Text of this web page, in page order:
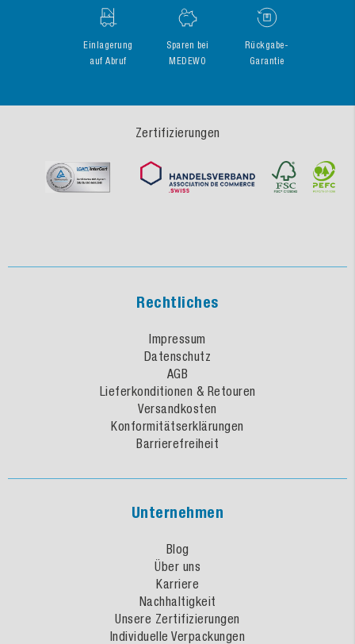
Einlagerung
auf Abruf
Sparen bei
MEDEWO
Rückgabe-
Garantie
Zertifizierungen
Rechtliches
Impressum
Datenschutz
AGB
Lieferkonditionen & Retouren
Versandkosten
Konformitätserklärungen
Barrierefreiheit
Unternehmen
Blog
Über uns
Karriere
Nachhaltigkeit
Unsere Zertifizierungen
Individuelle Verpackungen